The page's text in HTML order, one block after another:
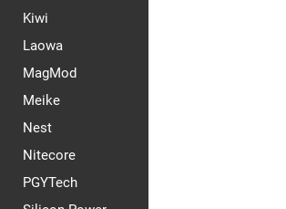
Kiwi
Laowa
MagMod
Meike
Nest
Nitecore
PGYTech